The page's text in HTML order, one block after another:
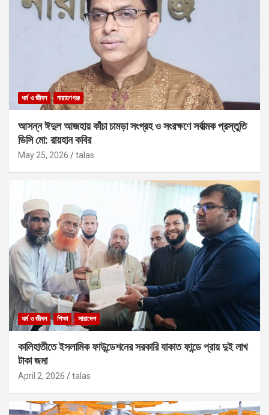
ধর্ম ও জীবন নারায়ণগঞ্জ
আসন্ন ঈদুল আজহায় কাঁচা চামড়া সংগ্রহ ও সংরক্ষণে সর্বাত্মক প্রস্তুতি
ডিসি মো: রায়হান কবির
May 25, 2026 talas
ধর্ম ও জীবন শিক্ষা সারাদেশ
কালিহাতীতে ইসলামিক ফাউন্ডেশনের সরকারি যাকাত ফান্ডে প্রায় দুই লাখ
টাকা জমা
April 2, 2026 talas